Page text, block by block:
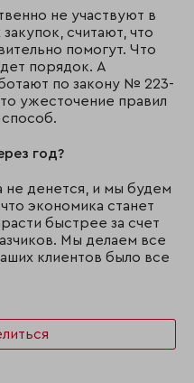
не участвуют в
считают, что
помогут. Что
порядок. А
по закону № 223-
ужесточение правил
год?
не денется, и мы будем
экономика станет
быстрее за счет
Мы делаем все
клиентов было все